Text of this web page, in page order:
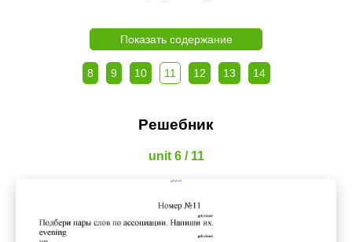
Показать содержание
8 9 10 11 12 13 14
Решебник
unit 6 / 11